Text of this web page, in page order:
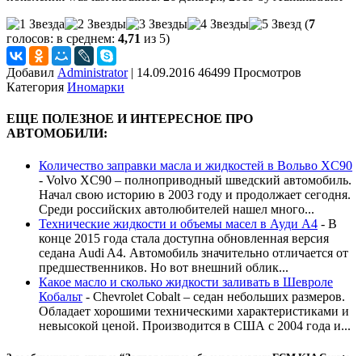
(7
голосов: в среднем: 4,71 из 5)
Добавил Administrator | 14.09.2016 46499 Просмотров
Категория Иномарки
ЕЩЕ ПОЛЕЗНОЕ И ИНТЕРЕСНОЕ ПРО
АВТОМОБИЛИ:
Количество заправки масла и жидкостей в Вольво XC90
- Volvo XC90 – полноприводный шведский автомобиль.
Начал свою историю в 2003 году и продолжает сегодня.
Среди российских автолюбителей нашел много...
Технические жидкости и объемы масел в Ауди А4 - В
конце 2015 года стала доступна обновленная версия
седана Audi A4. Автомобиль значительно отличается от
предшественников. Но вот внешний облик...
Какое масло и сколько жидкости заливать в Шевроле
Кобальт - Chevrolet Cobalt – седан небольших размеров.
Обладает хорошими техническими характеристиками и
невысокой ценой. Производится в США с 2004 года и...